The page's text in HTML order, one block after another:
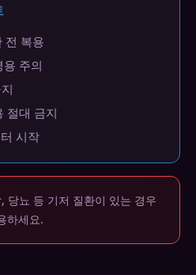
전 복용
용 주의
절대 금지
시작
당뇨 등 기저 질환이 있는 경우
하세요.